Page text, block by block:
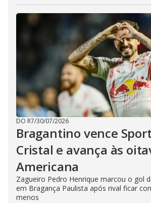
DO R7/30/07/2026
Bragantino vence
Cristal e avança às
Americana
Zagueiro Pedro Henrique marcou o gol
em Bragança Paulista após rival ficar
menos